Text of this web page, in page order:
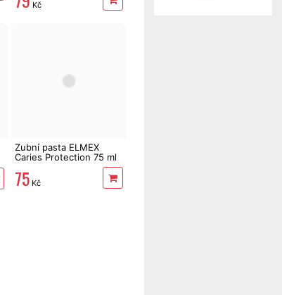
Kč
Zubní pasta ELMEX
Caries Protection 75 ml
75 Kč